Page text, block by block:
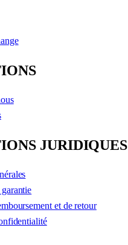
JURIDIQUES
et de retour